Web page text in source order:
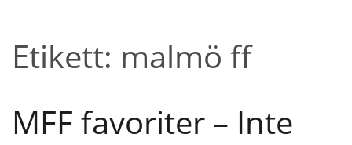
Etikett: malmö ff
MFF favoriter – Inte